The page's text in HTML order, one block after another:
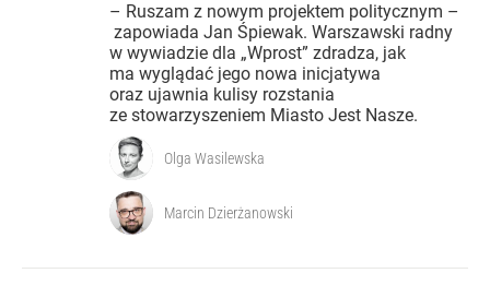
– Ruszam z nowym projektem politycznym –
zapowiada Jan Śpiewak. Warszawski radny
w wywiadzie dla „Wprost” zdradza, jak
ma wyglądać jego nowa inicjatywa
oraz ujawnia kulisy rozstania
ze stowarzyszeniem Miasto Jest Nasze.
Olga Wasilewska
Marcin Dzierżanowski